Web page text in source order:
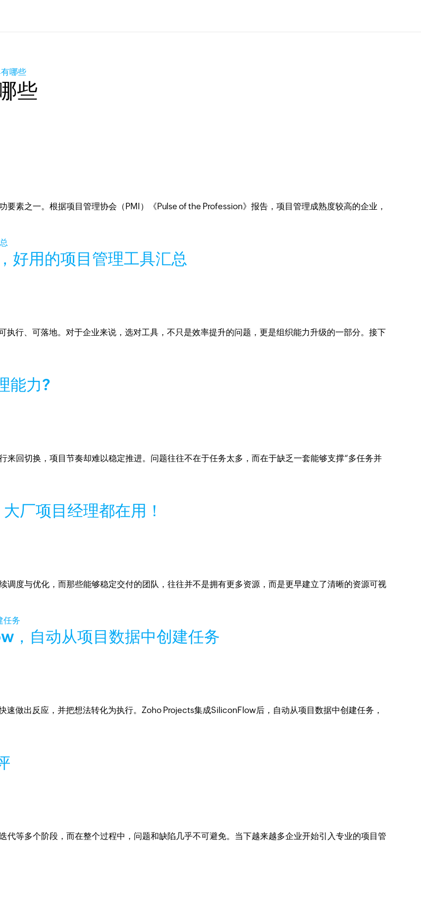
哪些
些
素之一。根据项目管理协会（PMI）《Pulse of the Profession》报告，项目管理成熟度较高的企业，
好用的项目管理工具汇总
执行、可落地。对于企业来说，选对工具，不只是效率提升的问题，更是组织能力升级的一部分。接下
能力?
来回切换，项目节奏却难以稳定推进。问题往往不在于任务太多，而在于缺乏一套能够支撑“多任务并
厂项目经理都在用！
调度与优化，而那些能够稳定交付的团队，往往并不是拥有更多资源，而是更早建立了清晰的资源可视
自动从项目数据中创建任务
速做出反应，并把想法转化为执行。Zoho Projects集成SiliconFlow后，自动从项目数据中创建任务，
代等多个阶段，而在整个过程中，问题和缺陷几乎不可避免。当下越来越多企业开始引入专业的项目管